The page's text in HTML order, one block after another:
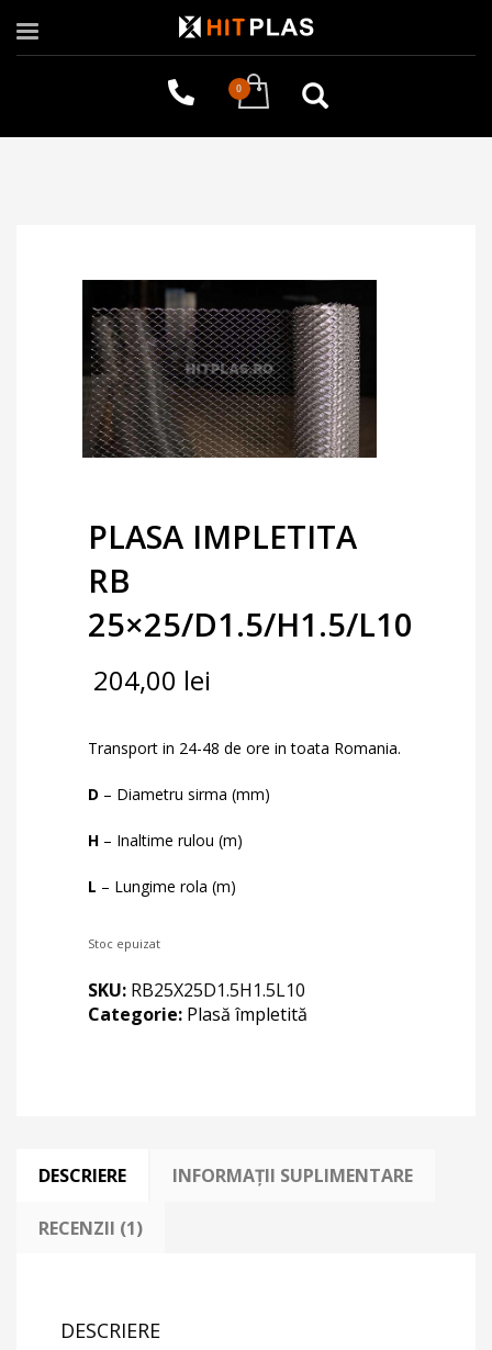
PLASA IMPLETITA
RB
25×25/D1.5/H1.5/L10
204,00 lei
Transport in 24-48 de ore in toata Romania.
D – Diametru sirma (mm)
H – Inaltime rulou (m)
L – Lungime rola (m)
Stoc epuizat
SKU: RB25X25D1.5H1.5L10
Categorie: Plasă împletită
DESCRIERE INFORMAȚII SUPLIMENTARE
RECENZII (1)
DESCRIERE